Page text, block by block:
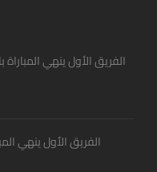
الفريق الأول ينهي المباراة
الفريق الأول ينهي